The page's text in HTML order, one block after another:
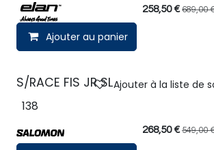
258,50€ 689,00
Ajouter au panier
S/RACE FIS JR SL
138
268,50€ 549,00
Ajouter à la liste de